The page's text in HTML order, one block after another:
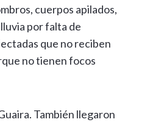
cuerpos apilados,
por falta de
que no reciben
no tienen focos
También llegaron